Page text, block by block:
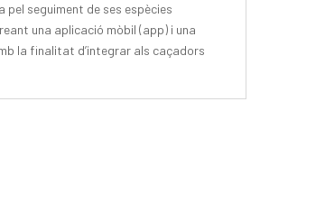
pel seguiment de ses espècies
una aplicació mòbil (app) i una
la finalitat d’integrar als caçadors